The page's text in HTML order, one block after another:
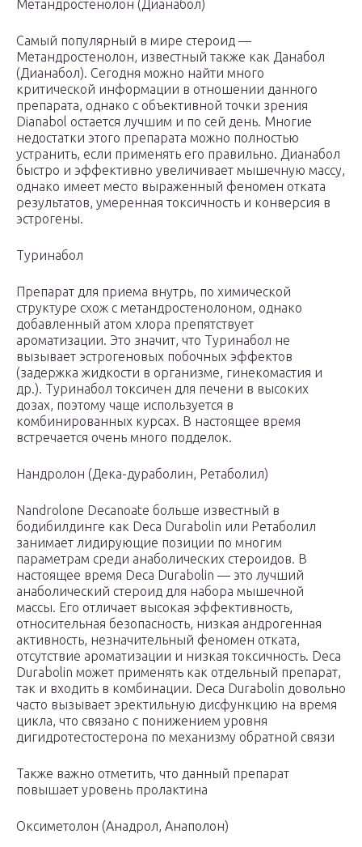
Метандростенолон (Дианабол)
Самый популярный в мире стероид —
Метандростенолон, известный также как Данабол
(Дианабол). Сегодня можно найти много
критической информации в отношении данного
препарата, однако с объективной точки зрения
Dianabol остается лучшим и по сей день. Многие
недостатки этого препарата можно полностью
устранить, если применять его правильно. Дианабол
быстро и эффективно увеличивает мышечную массу,
однако имеет место выраженный феномен отката
результатов, умеренная токсичность и конверсия в
эстрогены.
Туринабол
Препарат для приема внутрь, по химической
структуре схож с метандростенолоном, однако
добавленный атом хлора препятствует
ароматизации. Это значит, что Туринабол не
вызывает эстрогеновых побочных эффектов
(задержка жидкости в организме, гинекомастия и
др.). Туринабол токсичен для печени в высоких
дозах, поэтому чаще используется в
комбинированных курсах. В настоящее время
встречается очень много подделок.
Нандролон (Дека-дураболин, Ретаболил)
Nandrolone Decanoate больше известный в
бодибилдинге как Deca Durabolin или Ретаболил
занимает лидирующие позиции по многим
параметрам среди анаболических стероидов. В
настоящее время Deca Durabolin — это лучший
анаболический стероид для набора мышечной
массы. Его отличает высокая эффективность,
относительная безопасность, низкая андрогенная
активность, незначительный феномен отката,
отсутствие ароматизации и низкая токсичность. Deca
Durabolin может применять как отдельный препарат,
так и входить в комбинации. Deca Durabolin довольно
часто вызывает эректильную дисфункцию на время
цикла, что связано с понижением уровня
дигидротестостерона по механизму обратной связи
Также важно отметить, что данный препарат
повышает уровень пролактина
Оксиметолон (Анадрол, Анаполон)